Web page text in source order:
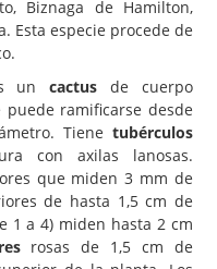
Biznaga de Hamilton,
Esta especie procede de
uncactus de cuerpo
ramificarse desde
Tiene tubérculos
con axilas lanosas.
que miden 3 mm de
de hasta 1,5 cm de
1 a 4) miden hasta 2 cm
rosas de 1,5 cm de